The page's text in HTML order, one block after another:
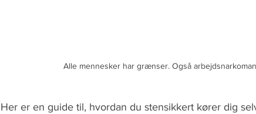
Alle mennesker har grænser. Også
Her er en guide til, hvordan du stensikkert kører dig